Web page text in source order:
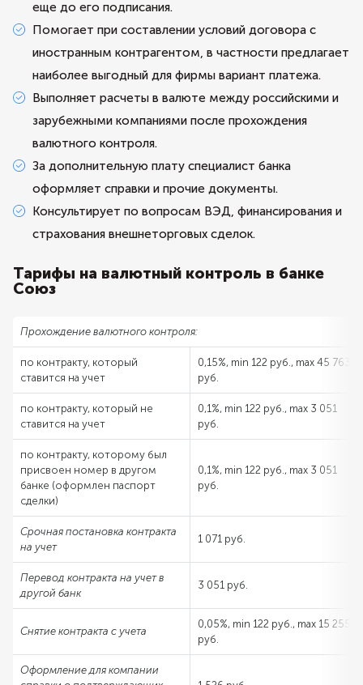
еще до его подписания.
Помогает при составлении условий договора с
иностранным контрагентом, в частности предлагает
наиболее выгодный для фирмы вариант платежа.
Выполняет расчеты в валюте между российскими и
зарубежными компаниями после прохождения
валютного контроля.
За дополнительную плату специалист банка
оформляет справки и прочие документы.
Консультирует по вопросам ВЭД, финансирования и
страхования внешнеторговых сделок.
Тарифы на валютный контроль в банке
Союз
Прохождение валютного контроля:
по контракту, который
ставится на учет
0,15%, min 122 руб., max 45 763
руб.
по контракту, который не
ставится на учет
0,1%, min 122 руб., max 3 051
руб.
по контракту, которому был
присвоен номер в другом
банке (оформлен паспорт
сделки)
0,1%, min 122 руб., max 3 051
руб.
Срочная постановка контракта
на учет
1 071 руб.
Перевод контракта на учет в
другой банк
3 051 руб.
Снятие контракта с учета
0,05%, min 122 руб., max 15 255
руб.
Оформление для компании